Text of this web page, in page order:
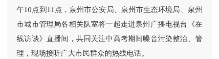
午10点到11点，泉州市公安局、泉州市生态环境局、泉州
市城市管理局各相关队室将一起走进泉州广播电视台《在
线访谈》直播间，共同关注中高考期间噪音污染整治、管
理，现场接听广大市民群众的热线电话。